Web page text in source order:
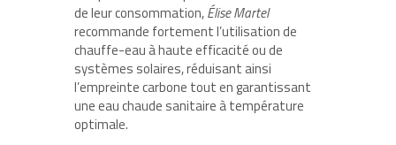
de leur consommation,Élise Martel
recommande fortement l’utilisation de
chauffe-eau à haute efficacité ou de
systèmes solaires, réduisant ainsi
l’empreinte carbone tout en garantissant
une eau chaude sanitaire à température
optimale.